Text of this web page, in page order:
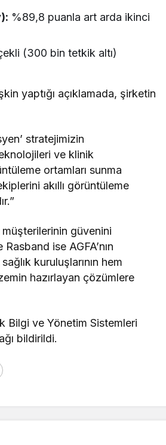
%89,8 puanla art arda ikinci
(300 bin tetkik altı)
yaptığı açıklamada, şirketin
stratejimizin
ve klinik
ortamları sunma
akıllı görüntüleme
müşterilerinin güvenini
ise AGFA’nın
kuruluşlarının hem
hazırlayan çözümlere
Bilgi ve Yönetim Sistemleri
bildirildi.